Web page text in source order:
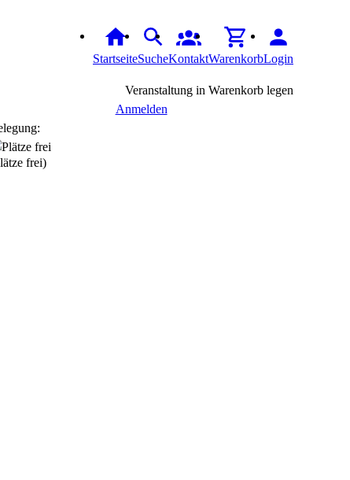
StartseiteSucheKontaktWarenkorbLogin
Veranstaltung in Warenkorb legen
Anmelden
frei)